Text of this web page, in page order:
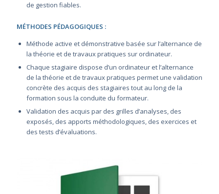
de gestion fiables.
MÉTHODES PÉDAGOGIQUES :
Méthode active et démonstrative basée sur l’alternance de
la théorie et de travaux pratiques sur ordinateur.
Chaque stagiaire dispose d’un ordinateur et l’alternance
de la théorie et de travaux pratiques permet une validation
concrète des acquis des stagiaires tout au long de la
formation sous la conduite du formateur.
Validation des acquis par des grilles d’analyses, des
exposés, des apports méthodologiques, des exercices et
des tests d’évaluations.